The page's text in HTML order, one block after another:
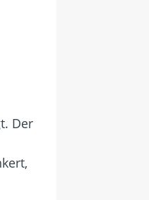
Der